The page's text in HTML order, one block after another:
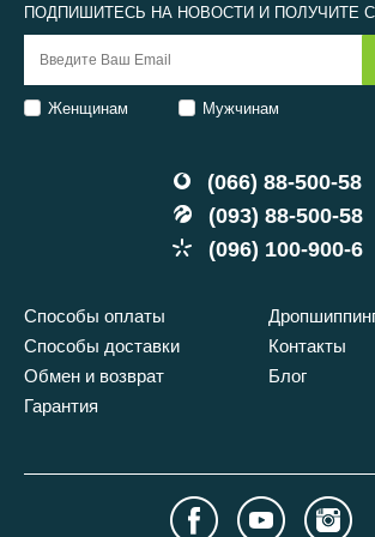
(066) 88-500-58
(093) 88-500-58
(096) 100-900-6
Способы оплаты
Способы доставки
Обмен и возврат
Гарантия
Контакты
Блог
ПОДПИШИТЕСЬ НА НОВОСТИ И ПОЛУЧИТЕ
Женщинам Мужчинам